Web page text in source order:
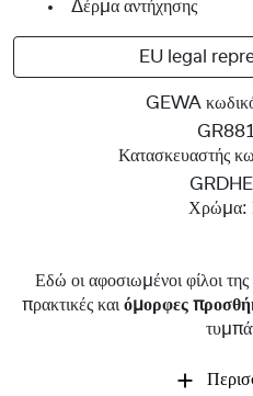
Δέρμα αντήχησης
EU legal
GEWA
Κατασκευαστής
Χρώμα:
Εδώ οι αφοσιωμένοι φίλοι
πρακτικές και όμορφες